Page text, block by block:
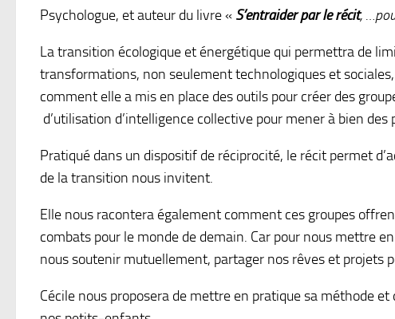
Psychologue, et auteur du livre « S’entraider par le récit,
La transition écologique et énergétique qui permettra de
transformations, non seulement technologiques et
comment elle a mis en place des outils pour créer des
d’utilisation d’intelligence collective pour mener à bien des
Pratiqué dans un dispositif de réciprocité, le récit permet
de la transition nous invitent.
Elle nous racontera également comment ces groupes
combats pour le monde de demain. Car pour nous mettre
nous soutenir mutuellement, partager nos rêves et projets
Cécile nous proposera de mettre en pratique sa méthode